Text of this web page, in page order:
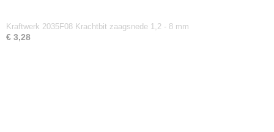
Kraftwerk 2035F08 Krachtbit zaagsnede 1,2 - 8 mm
€ 3,28